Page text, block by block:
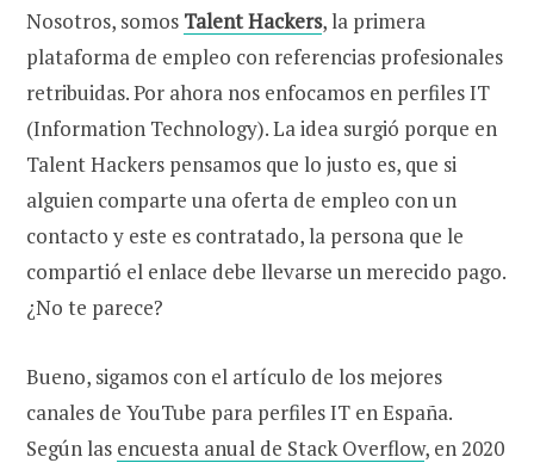
Nosotros, somos Talent Hackers, la primera
plataforma de empleo con referencias profesionales
retribuidas. Por ahora nos enfocamos en perfiles IT
(Information Technology). La idea surgió porque en
Talent Hackers pensamos que lo justo es, que si
alguien comparte una oferta de empleo con un
contacto y este es contratado, la persona que le
compartió el enlace debe llevarse un merecido pago.
¿No te parece?
Bueno, sigamos con el artículo de los mejores
canales de YouTube para perfiles IT en España.
Según las encuesta anual de Stack Overflow, en 2020